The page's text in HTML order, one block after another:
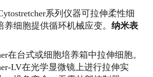
系列仪器可拉伸柔性细
养细胞提供循环机械应变。纳米表
在台式或细胞培养箱中拉伸细胞。
LV在光学显微镜上进行拉伸实